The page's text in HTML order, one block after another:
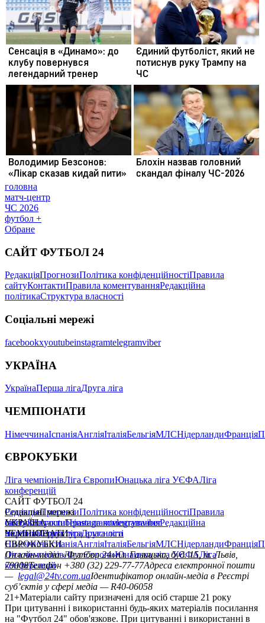
головна
матч-центр
ЧС 2026
футбол +
Обране
САЙТ ФУТБОЛ 24
РедакціяПрогнозиПолітика конфіденційностіПравила
сайтуКонтактиПравила коментуванняРедакційна
політикаСтруктура власності
Соціальні мережі
facebookxyoutubeinstagramtelegramviber
УКРАЇНА
УкраїнаПерша лігаДруга ліга
ЧЕМПІОНАТИ
НімеччинаІспаніяАнгліяІталіяБельгіяМЛСНідерландиФранція
ЄВРОКУБКИ
Ліга чемпіонівЛіга ЄвропиЮнацька ліга УЄФАЛіга
конференцій
САЙТ ФУТБОЛ 24
РедакціяПрогнозиПолітика конфіденційностіПравила
сайтуКонтактиПравила коментуванняРедакційна
політикаСтруктура власності
Соціальні мережі
facebookxyoutubeinstagramtelegramviber
УКРАЇНА
УкраїнаПерша лігаДруга ліга
ЧЕМПІОНАТИ
НімеччинаІспаніяАнгліяІталіяБельгіяМЛСНідерландиФранція
ЄВРОКУБКИ
Ліга чемпіонівЛіга ЄвропиЮнацька ліга УЄФАЛіга
конференцій
Онлайн-медіа «Футбол 24»пл. Галицька, буд. 15, м. Львів,
79008Телефон +380 (32) 229-77-77Адреса електронної пошти
— legal@24tv.com.uaІдентифікатор онлайн-медіа в Реєстрі
суб’єктів у сфері медіа — R40-06058
21+Матеріали сайту призначені для осіб старше 21 року
При цитуванні і використанні будь-яких матеріалів посилання
на "Футбол 24" обов'язкове. При цитуванні і використанні в